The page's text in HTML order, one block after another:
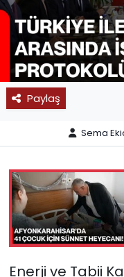
Paylaş
Sema
Enerji ve Tabii
11:11 MANŞET